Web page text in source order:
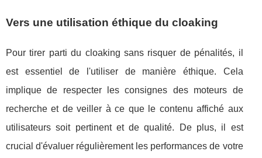
Vers une utilisation éthique du cloaking
Pour tirer parti du cloaking sans risquer de pénalités, il
est essentiel de l'utiliser de manière éthique. Cela
implique de respecter les consignes des moteurs de
recherche et de veiller à ce que le contenu affiché aux
utilisateurs soit pertinent et de qualité. De plus, il est
crucial d'évaluer régulièrement les performances de votre